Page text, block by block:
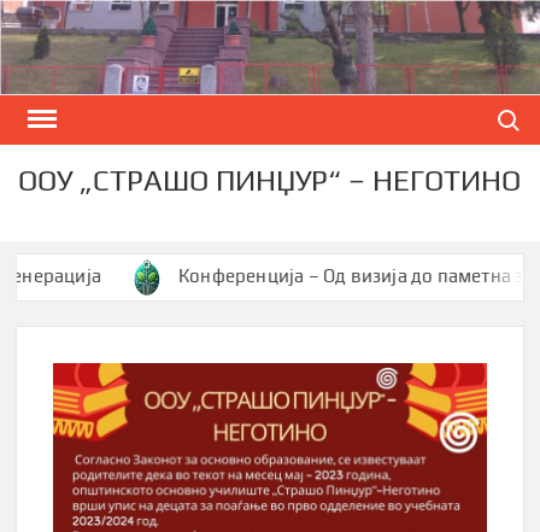
Skip
to
content
ООУ „СТРАШО ПИНЏУР“ – НЕГОТИНО
Конференција – Од визија до паметна